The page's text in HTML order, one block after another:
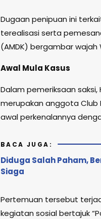
Dugaan penipuan ini
terealisasi serta
(AMDK) bergambar wajah
Awal Mula Kasus
Dalam pemeriksaan saksi,
merupakan anggota Club
awal perkenalannya
BACA JUGA:
Diduga Salah Paham,
Siaga
Pertemuan tersebut
kegiatan sosial bertajuk